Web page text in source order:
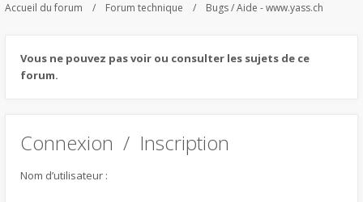
Accueil du forum Forum technique Bugs / Aide - www.yass.ch
Vous ne pouvez pas voir ou consulter les sujets de ce
forum.
Connexion / Inscription
Nom d’utilisateur :